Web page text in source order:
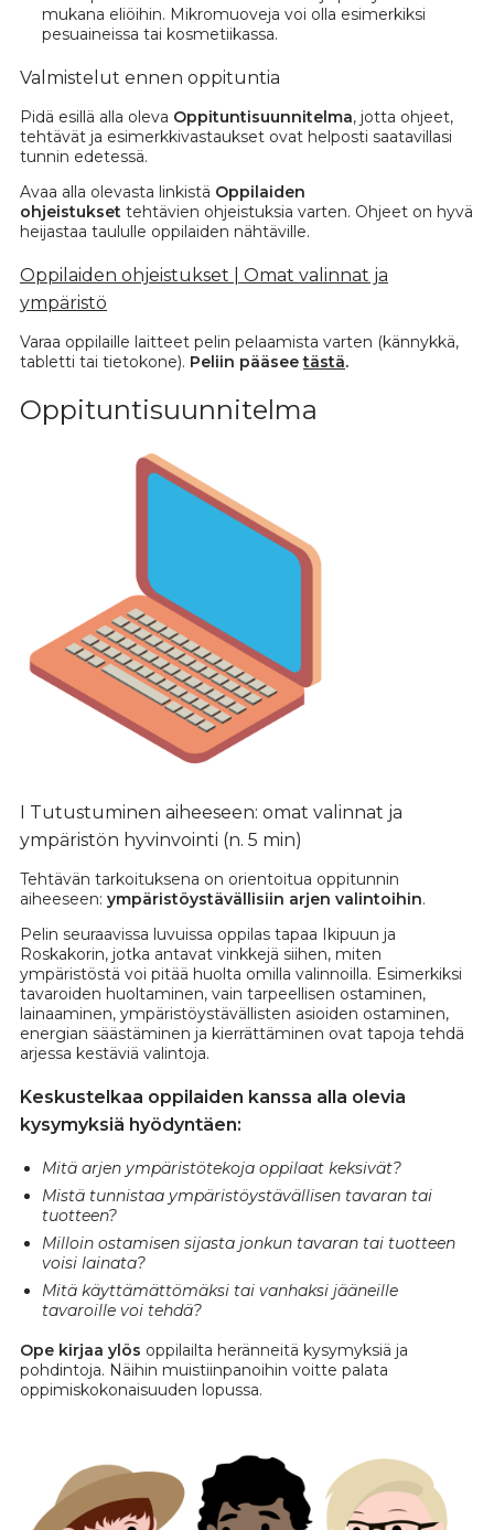
mukana eliöihin. Mikromuoveja voi olla esimerkiksi
pesuaineissa tai kosmetiikassa.
Valmistelut ennen oppituntia
Pidä esillä alla oleva Oppituntisuunnitelma, jotta ohjeet,
tehtävät ja esimerkkivastaukset ovat helposti saatavillasi
tunnin edetessä.
Avaa alla olevasta linkistä Oppilaiden
ohjeistukset tehtävien ohjeistuksia varten. Ohjeet on hyvä
heijastaa taululle oppilaiden nähtäville.
Oppilaiden ohjeistukset | Omat valinnat ja
ympäristö
Varaa oppilaille laitteet pelin pelaamista varten (kännykkä,
tabletti tai tietokone). Peliin pääseetästä.
Oppituntisuunnitelma
I Tutustuminen aiheeseen: omat valinnat ja
ympäristön hyvinvointi (n. 5 min)
Tehtävän tarkoituksena on orientoitua oppitunnin
aiheeseen: ympäristöystävällisiin arjen valintoihin.
Pelin seuraavissa luvuissa oppilas tapaa Ikipuun ja
Roskakorin, jotka antavat vinkkejä siihen, miten
ympäristöstä voi pitää huolta omilla valinnoilla. Esimerkiksi
tavaroiden huoltaminen, vain tarpeellisen ostaminen,
lainaaminen, ympäristöystävällisten asioiden ostaminen,
energian säästäminen ja kierrättäminen ovat tapoja tehdä
arjessa kestäviä valintoja.
Keskustelkaa oppilaiden kanssa alla olevia
kysymyksiä hyödyntäen:
Mitä arjen ympäristötekoja oppilaat keksivät?
Mistä tunnistaa ympäristöystävällisen tavaran tai
tuotteen?
Milloin ostamisen sijasta jonkun tavaran tai tuotteen
voisi lainata?
Mitä käyttämättömäksi tai vanhaksi jääneille
tavaroille voi tehdä?
Ope kirjaa ylös oppilailta heränneitä kysymyksiä ja
pohdintoja. Näihin muistiinpanoihin voitte palata
oppimiskokonaisuuden lopussa.